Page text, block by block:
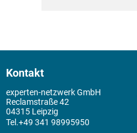
Kontakt
experten-netzwerk GmbH
Reclamstraße 42
04315 Leipzig
+49 341 98995950